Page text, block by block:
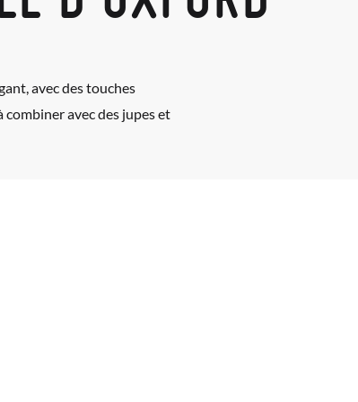
avec des touches
combiner avec des jupes et